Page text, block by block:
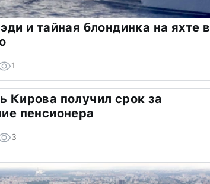
и тайная блондинка на яхте в
1
Кирова получил срок за
пенсионера
3